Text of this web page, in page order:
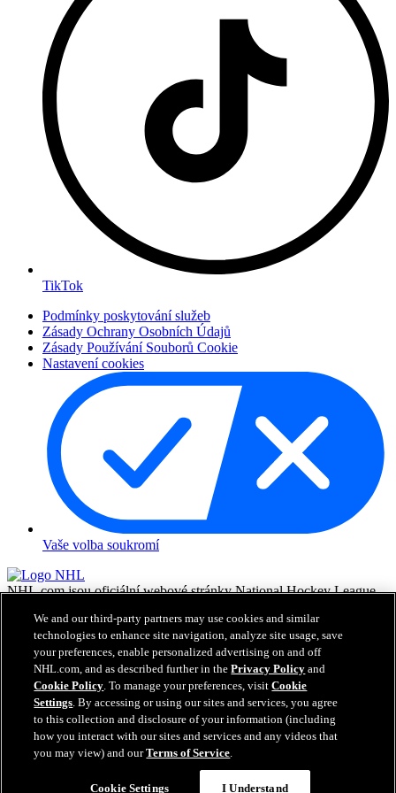
TikTok
Podmínky poskytování služeb
Zásady Ochrany Osobních Údajů
Zásady Používání Souborů Cookie
Nastavení cookies
Vaše volba soukromí
NHL.com jsou oficiální webové stránky National Hockey League.
vlastnictvím NHL a příslušných klubů a nesmějí být reprodukovány
bez předchozího písemného souhlasu NHL Enterprises, L.P. © NHL
2026. Všechna práva vyhrazena. Všechny dresy týmů NHL
customizované jmény a čísly hráčů NHL jsou oficiálně licencované
NHL a NHLPA. Vodoznak Zamboni a konfigurace Zamboni ice
resurfacing machine jsou registrované obchodní známky Frank J.
Zamboni & Co., Inc.© Frank J. Zamboni & Co., Inc. 2026.
Všechna práva vyhrazena. Jakékoliv obchodní známky či copyright
jsou vlastnictvím příslušných majitelů. Všechna práva vyhrazena.
We and our third-party partners may use cookies and similar
technologies to enhance site navigation, analyze site usage, save
your preferences, enable personalized advertising on and off
NHL.com, and as described further in thePrivacy Policy and
Cookie Policy. To manage your preferences, visitCookie
Settings. By accessing or using our sites and services, you agree
to this collection and disclosure of your information (including
how you interact with our sites and services and any videos that
you may view) and ourTerms of Service.
Cookie Settings I Understand